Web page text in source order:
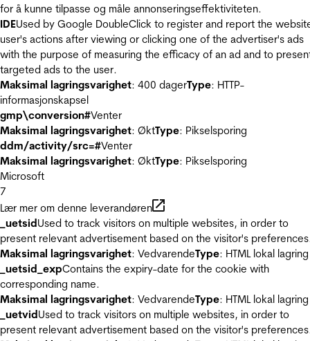
for å kunne tilpasse og måle annonseringseffektiviteten.
IDEUsed by Google DoubleClick to register and report the
user's actions after viewing or clicking one of the advertiser's ads
with the purpose of measuring the efficacy of an ad and to
targeted ads to the user.
Maksimal lagringsvarighet: 400 dagerType: HTTP-
informasjonskapsel
gmp\conversion#Venter
Maksimal lagringsvarighet: ØktType: Pikselsporing
ddm/activity/src=#Venter
Maksimal lagringsvarighet: ØktType: Pikselsporing
Microsoft
7
Lær mer om denne leverandøren
_uetsidUsed to track visitors on multiple websites, in order to
present relevant advertisement based on the visitor's
Maksimal lagringsvarighet: VedvarendeType: HTML lokal lagring
_uetsid_expContains the expiry-date for the cookie with
corresponding name.
Maksimal lagringsvarighet: VedvarendeType: HTML lokal lagring
_uetvidUsed to track visitors on multiple websites, in order to
present relevant advertisement based on the visitor's